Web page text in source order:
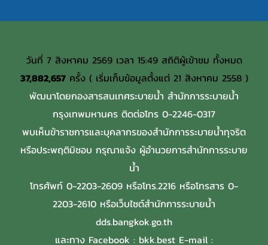
วันที่ 7 สิงหาคม 2569 เวลา 15:49 สถิติผู้เข้าชม ทั้งหมด
37,882,657ครั้ง ( เริ่มเก็บข้อมูลตั้งแต่ 21 สิงหาคม 2558 )
พัฒนาโดยกองสารสนเทศระบายน้ำ สำนักการระบายน้ำ
กรุงเทพมหานคร ติดต่อโทร 0-2246-0317
พบเห็นข้าราชการและบุคลากรของสำนักการระบายน้ำทุจริต
หรือประพฤติมิชอบ กรุณาแจ้ง ผู้อำนวยการสำนักการระบาย
น้ำ
โทรศัพท์ 0-2203-2609 หรือโทร.2216 หรือโทรสาร 0-
2203-2610 หรือเว็บไซต์สำนักการระบายน้ำ
dds.bangkok.go.th
และทาง Facebook : bkk.best E-mail :